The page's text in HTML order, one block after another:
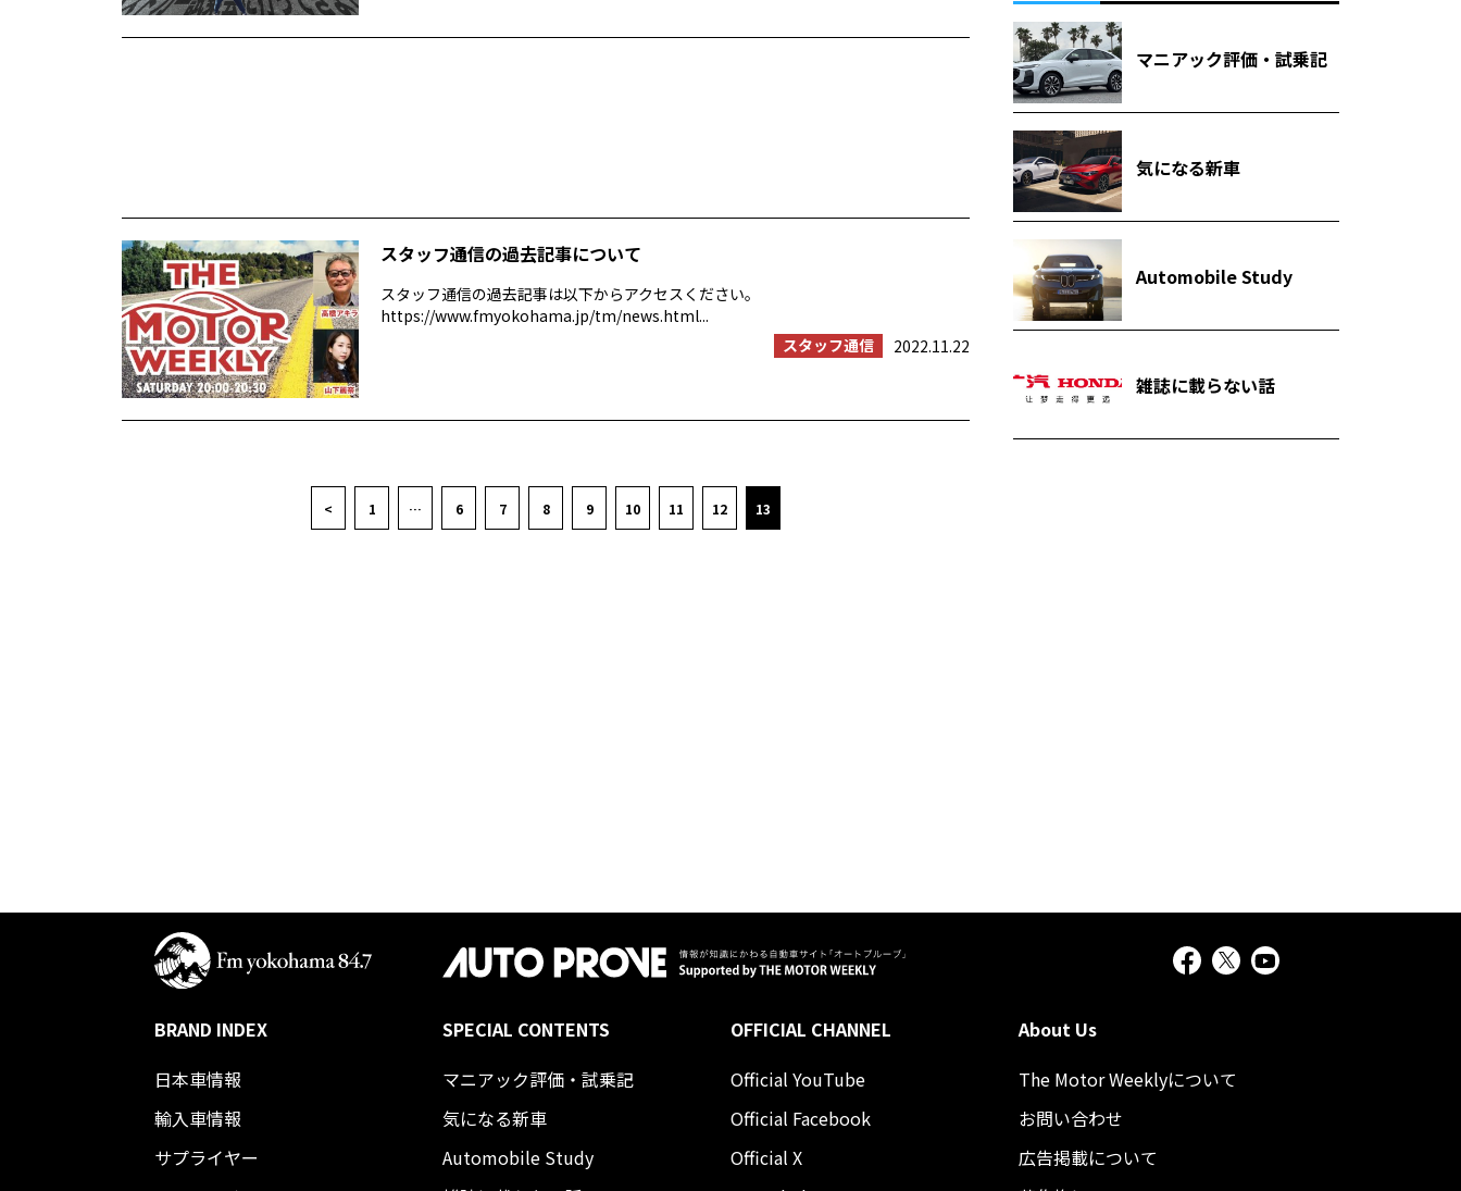
スタッフ通信の過去記事について
スタッフ通信の過去記事は以下からアクセスください。
https://www.fmyokohama.jp/tm/news.html...
スタッフ通信
2022.11.22
< 1 … 6 7 8 9 10 11 12 13
マニアック評価・試乗記
気になる新車
Automobile Study
雑誌に載らない話
BRAND INDEX
日本車情報​
輸入車情報
サプライヤー
SPECIAL CONTENTS
マニアック評価・試乗記
気になる新車
Automobile Study
OFFICIAL CHANNEL
Official YouTube
Official Facebook
Official X
About Us
The Motor Weeklyについて
お問い合わせ
広告掲載について